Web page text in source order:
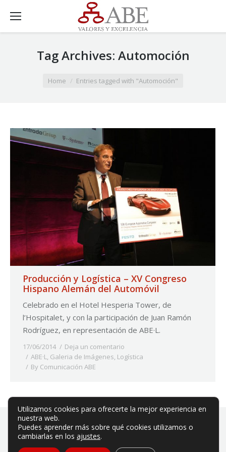
Tag Archives: Automoción
Home Entries tagged with "Automoción"
Producción y Logística – XV Congreso
Hispano Alemán del Automóvil
Celebrado en el Hotel Hesperia Tower, de
l’Hospitalet, y con la participación de Juan Ramón
Rodríguez, en representación de ABE·L.
17/06/2014
Deja un comentario
ABE·L, Galeria de Imágenes, Logística
By Comunicación ABE
Utilizamos cookies para ofrecerte la mejor experiencia en
nuestra web.
Puedes aprender más sobre qué cookies utilizamos o
cambiarlas en los ajustes.